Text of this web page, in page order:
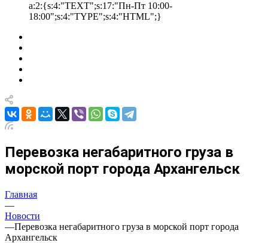
a:2:{s:4:"TEXT";s:17:"Пн-Пт 10:00-
18:00";s:4:"TYPE";s:4:"HTML";}
Перевозка негабаритного груза в
морской порт города Архангельск
Главная
—
Новости
—Перевозка негабаритного груза в морской порт города
Архангельск